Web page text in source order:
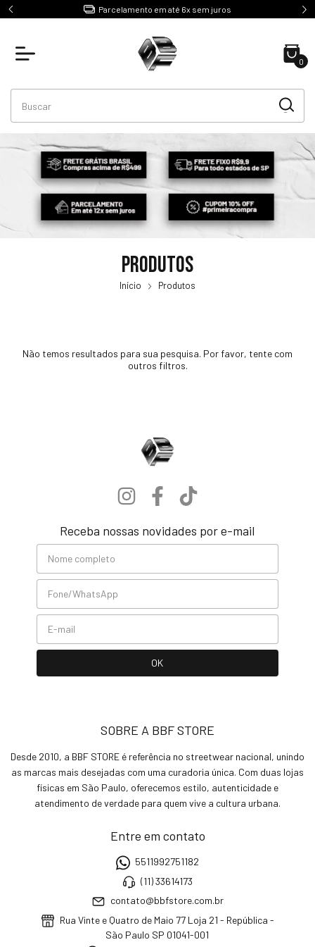
Parcelamento em até 6x sem juros
0
Produtos
Início Produtos
Não temos resultados para sua pesquisa. Por favor, tente com
outros filtros.
Receba nossas novidades por e-mail
SOBRE A BBF STORE
Desde 2010, a BBF STORE é referência no streetwear nacional, unindo
as marcas mais desejadas com uma curadoria única. Com duas lojas
físicas em São Paulo, oferecemos estilo, autenticidade e
atendimento de verdade para quem vive a cultura urbana.
Entre em contato
5511992751182
(11) 33614173
contato@bbfstore.com.br
Rua Vinte e Quatro de Maio 77 Loja 21 - República -
São Paulo SP 01041-001